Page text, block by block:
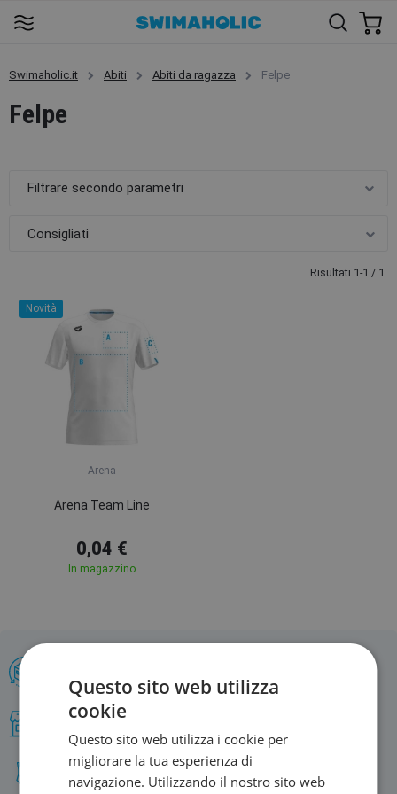
Swimaholic.it Abiti Abiti da ragazza Felpe
Felpe
Filtrare secondo parametri
Risultati 1-1 / 1
Novità
Arena
Arena Team Line
0,04 €
In magazzino
Gamma di prodotti nuoto più vasta
Questo sito web utilizza
cookie
Questo sito web utilizza i cookie per
migliorare la tua esperienza di
navigazione. Utilizzando il nostro sito web